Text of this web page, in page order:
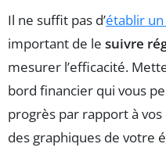
Il ne suffit pas d’établir un
important de le suivre
mesurer l’efficacité.
bord financier qui vous
progrès par rapport à
des graphiques de votre